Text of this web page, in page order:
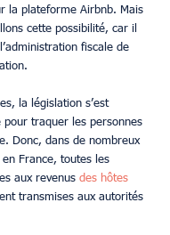
la plateforme Airbnb. Mais
cette possibilité, car il
fiscale de
la législation s’est
pour traquer les personnes
Donc, dans de nombreux
France, toutes les
aux revenus des hôtes
transmises aux autorités